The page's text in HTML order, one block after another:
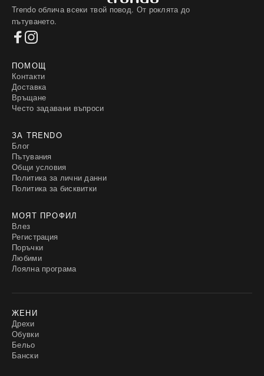
Trendo облича всеки твой повод. От роклята до
пътуването.
ПОМОЩ
Контакти
Доставка
Връщане
Често задавани въпроси
ЗА TRENDO
Блог
Пътувания
Общи условия
Политика за лични данни
Политика за бисквитки
МОЯТ ПРОФИЛ
Влез
Регистрация
Поръчки
Любими
Лоялна програма
ЖЕНИ
Дрехи
Обувки
Бельо
Бански